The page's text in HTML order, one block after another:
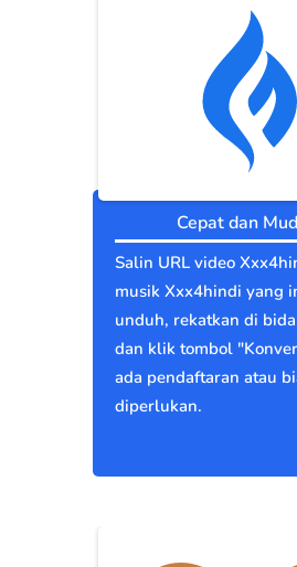
Cepat dan
Salin URL video
musik Xxx4hindi yang
unduh, rekatkan di
dan klik tombol
ada pendaftaran atau
diperlukan.